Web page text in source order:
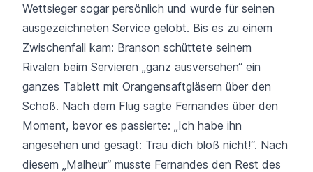
Wettsieger sogar persönlich und wurde für seinen
ausgezeichneten Service gelobt. Bis es zu einem
Zwischenfall kam: Branson schüttete seinem
Rivalen beim Servieren „ganz ausversehen“ ein
ganzes Tablett mit Orangensaftgläsern über den
Schoß. Nach dem Flug sagte Fernandes über den
Moment, bevor es passierte: „Ich habe ihn
angesehen und gesagt: Trau dich bloß nicht!“. Nach
diesem „Malheur“ musste Fernandes den Rest des